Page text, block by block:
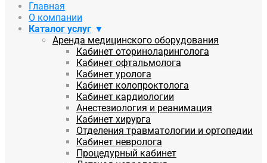
Главная
О компании
Каталог услуг
Аренда медицинского оборудования
Кабинет оториноларинголога
Кабинет офтальмолога
Кабинет уролога
Кабинет колопроктолога
Кабинет кардиологии
Анестезиология и реанимация
Кабинет хирурга
Отделения травматологии и ортопедии
Кабинет невролога
Процедурный кабинет